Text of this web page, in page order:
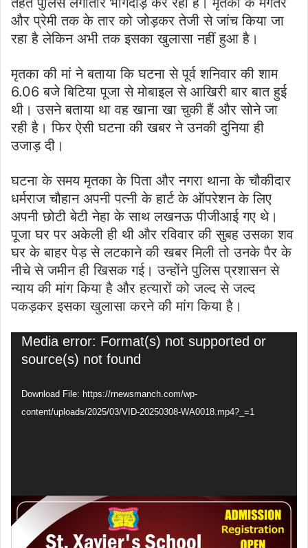
और प्रेमी तक के तार को जोड़कर तेजी से जांच किया जा
रहा है लेकिन अभी तक इसका खुलासा नहीं हुआ है।
मृतका की मां ने बताया कि घटना से पूर्व शनिवार की शाम
6.06 बजे बिटिया पूजा से मोबाइल से आखिरी बार बात हुई
थी। उसने बताया था वह खाना खा चुकी हैं और सोने जा
रही है। फिर ऐसी घटना की खबर ने उनकी दुनिया ही
उजाड़ दी।
घटना के समय मृतका के पिता और नगरा थाना के चौकीदार
धर्मराज चौहान अपनी पत्नी के हार्ट के ऑपरेशन के लिए
अपनी छोटी बेटी नेहा के साथ लखनऊ पीजीआई गए थे।
पूजा घर पर अकेली ही थी और रविवार की सुबह उसका शव
घर के बाहर पेड़ से लटकाने की खबर मिली तो उनके पैर के
नीचे से जमीन ही खिसक गई। उन्होंने पुलिस प्रशासन से
न्याय की मांग किया है और हत्यारों को जल्द से जल्द
पकड़कर इसका खुलासा करने की मांग किया है।
Video
Player
Media error: Format(s) not supported or
source(s) not found
Download File: https://rnewsmanch.com/wp-
content/uploads/2025/03/VID-20250308-WA0018.mp4?_=1